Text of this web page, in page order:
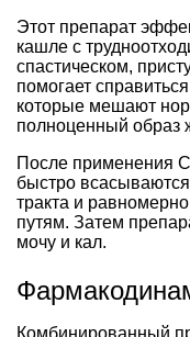
Этот препарат
кашле с
спастическом,
помогает
которые мешают
полноценный образ
После применения
быстро
тракта и
путям. Затем
мочу и кал.
Комбинированный